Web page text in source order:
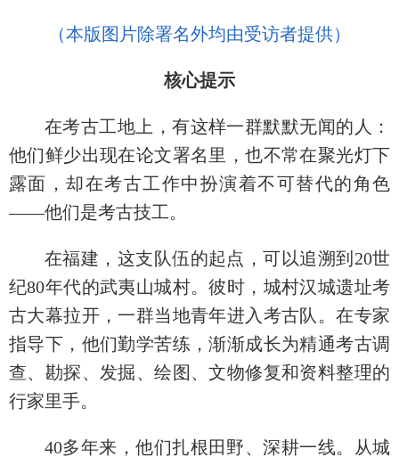
（本版图片除署名外均由受访者提供）
核心提示
在考古工地上，有这样一群默默无闻的人：
他们鲜少出现在论文署名里，也不常在聚光灯下
露面，却在考古工作中扮演着不可替代的角色
——他们是考古技工。
在福建，这支队伍的起点，可以追溯到20世
纪80年代的武夷山城村。彼时，城村汉城遗址考
古大幕拉开，一群当地青年进入考古队。在专家
指导下，他们勤学苦练，渐渐成长为精通考古调
查、勘探、发掘、绘图、文物修复和资料整理的
行家里手。
40多年来，他们扎根田野、深耕一线。从城